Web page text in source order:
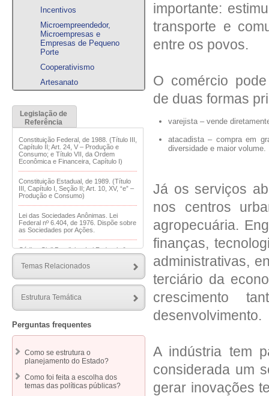
Incentivos
Microempreendedor,
Microempresas e
Empresas de Pequeno
Porte
Cooperativismo
Artesanato
Legislação de
Referência
Constituição Federal, de 1988. (Título III,
Capítulo II; Art. 24, V – Produção e
Consumo; e Título VII, da Ordem
Econômica e Financeira, Capítulo I)
Constituição Estadual, de 1989. (Título
III, Capítulo I, Seção II; Art. 10, XV, “e” –
Produção e Consumo)
Lei das Sociedades Anônimas. Lei
Federal nº 6.404, de 1976. Dispõe sobre
as Sociedades por Ações.
Código Civil Brasileiro. Lei Federal nº
o Código Civil.
Registro Público de Empresas. Lei
o registro público de empresas
Lei das Franquias. Lei Federal nº
dezembro de 1994 (Lei de Franquia).
Código Tributário Estadual. Lei nº 6.763,
de 1975. Consolida a Legislação
Tributária do Estado de Minas Gerais
Temas Relacionados
Estrutura Temática
Perguntas frequentes
Como se estrutura o
planejamento do Estado?
Como foi feita a escolha dos
temas das políticas públicas?
importante:
transporte e
entre os povos.
O comércio
de duas formas
varejista – vende
atacadista – compra em
diversidade e maior volume.
Já os serviços
nos centros
agropecuária.
finanças,
administrativas,
terciário da
crescimento
desenvolvimento.
A indústria tem
considerada um
gerar inovações